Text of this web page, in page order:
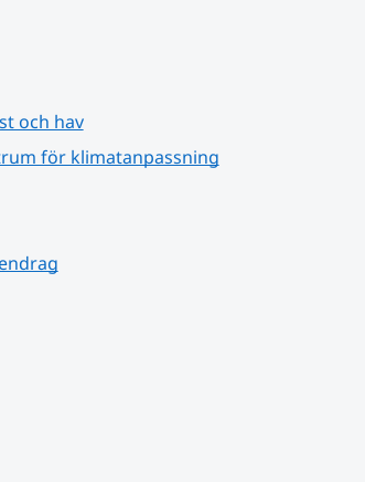
och hav
för klimatanpassning